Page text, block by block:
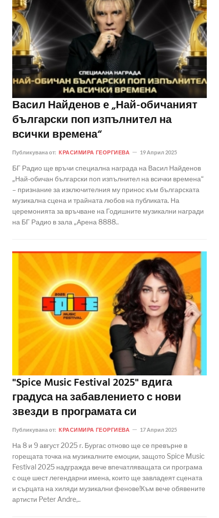
Васил Найденов е „Най-обичаният
български поп изпълнител на
всички времена“
Публикувана от: КРАСИМИРА ГЕОРГИЕВА 19 Април 2025
БГ Радио ще връчи специална награда на Васил Найденов
„Най-обичан български поп изпълнител на всички времена“
– признание за изключителния му принос към българската
музикална сцена и трайната любов на публиката. На
церемонията за връчване на Годишните музикални награди
на БГ Радио в зала „Арена 8888..
"Spice Music Festival 2025" вдига
градуса на забавлението с нови
звезди в програмата си
Публикувана от: КРАСИМИРА ГЕОРГИЕВА 17 Април 2025
На 8 и 9 август 2025 г. Бургас отново ще се превърне в
горещата точка на музикалните емоции, защото Spice Music
Festival 2025 надгражда вече впечатляващата си програма
с още шест легендарни имена, които ще завладеят сцената
и сърцата на хиляди музикални фенове!Към вече обявените
артисти Peter Andre,..